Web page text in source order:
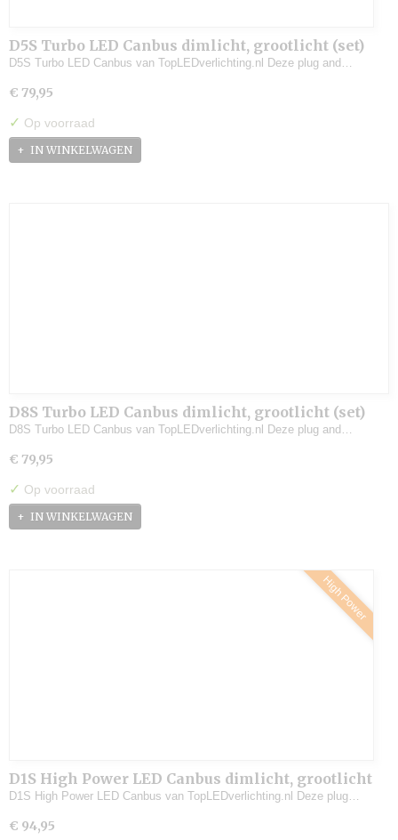
D5S Turbo LED Canbus dimlicht, grootlicht (set)
D5S Turbo LED Canbus van TopLEDverlichting.nl Deze plug and…
€ 79,95
✓ Op voorraad
IN WINKELWAGEN
D8S Turbo LED Canbus dimlicht, grootlicht (set)
D8S Turbo LED Canbus van TopLEDverlichting.nl Deze plug and…
€ 79,95
✓ Op voorraad
IN WINKELWAGEN
High Power
D1S High Power LED Canbus dimlicht, grootlicht
(set)
D1S High Power LED Canbus van TopLEDverlichting.nl Deze plug…
€ 94,95